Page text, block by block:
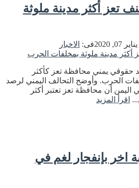
تعز أكثر مدينة ملوثة
يناير 07, 2020 فى: الاخبار
يمني محافظة تعز كأكثر
الحرب. وأوضح التحالف اليمني لرصد
اليمن أن محافظة تعز تعتبر أكثر
اقرأ المزيد
اخر بإنفجار لغم في